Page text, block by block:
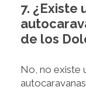
7. ¿Existe
de los
No, no existe